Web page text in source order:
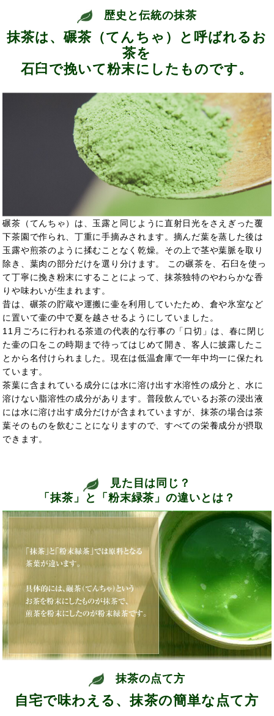
歴史と伝統の抹茶
抹茶は、碾茶（てんちゃ）と呼ばれるお
茶を
石臼で挽いて粉末にしたものです。
碾茶（てんちゃ）は、玉露と同じように直射日光をさえぎった覆
下茶園で作られ、丁重に手摘みされます。摘んだ葉を蒸した後は
玉露や煎茶のように揉むことなく乾燥。その上で茎や葉脈を取り
除き、葉肉の部分だけを選り分けます。 この碾茶を、石臼を使っ
て丁寧に挽き粉末にすることによって、抹茶独特のやわらかな香
りや味わいが生まれます。
昔は、碾茶の貯蔵や運搬に壷を利用していたため、倉や氷室など
に置いて壷の中で夏を越させるようにしていました。
11月ごろに行われる茶道の代表的な行事の「口切」は、春に閉じ
た壷の口をこの時期まで待ってはじめて開き、客人に披露したこ
とから名付けられました。現在は低温倉庫で一年中均一に保たれ
ています。
茶葉に含まれている成分には水に溶け出す水溶性の成分と、水に
溶けない脂溶性の成分があります。普段飲んでいるお茶の浸出液
には水に溶け出す成分だけが含まれていますが、抹茶の場合は茶
葉そのものを飲むことになりますので、すべての栄養成分が摂取
できます。
見た目は同じ？
「抹茶」と「粉末緑茶」の違いとは？
抹茶の点て方
自宅で味わえる、抹茶の簡単な点て方